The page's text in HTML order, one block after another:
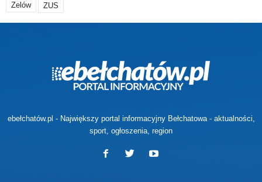
Zelów ZUS
ebełchatów.pl - Największy portal informacyjny Bełchatowa - aktualności,
sport, ogłoszenia, region